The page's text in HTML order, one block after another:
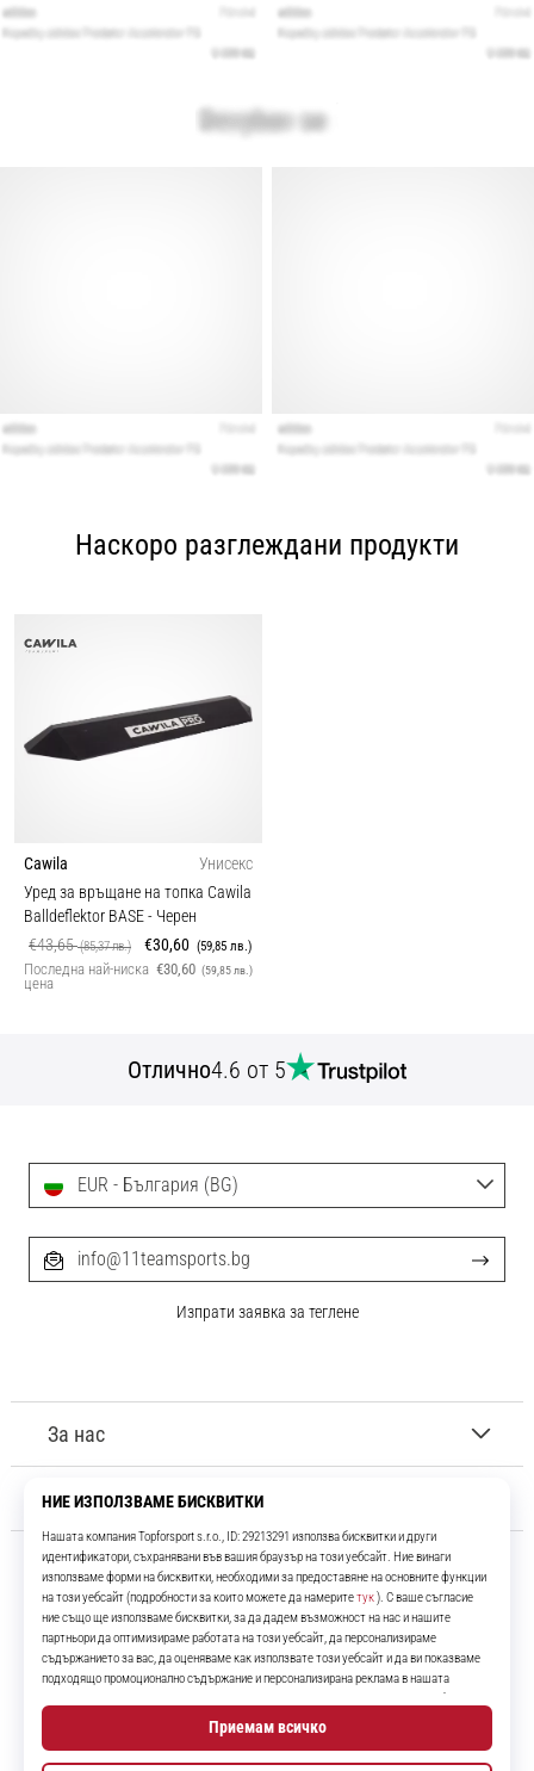
Наскоро разглеждани продукти
Cawila
Унисекс
Уред за връщане на топка Cawila
Balldeflektor BASE- Черен
€43,65(85,37 лв.) €30,60 (59,85 лв.)
Последна най-ниска
цена
€30,60 (59,85 лв.)
Отлично4.6 от 5
11teamsports.bg
Повече от 16 години ние сме ваши съотборници, представяйки ви
най-добрите и най-новите футболни продукти.
InstagramYouTube
За нас
Обслужване на клиенти
EUR - България (BG)
info@11teamsports.bg
Изпрати заявка за теглене